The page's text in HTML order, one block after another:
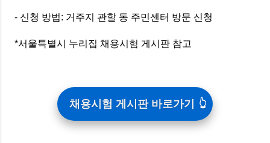
- 신청 방법: 거주지 관할 동 주민센터 방문 신청
*서울특별시 누리집 채용시험 게시판 참고
채용시험 게시판 바로가기